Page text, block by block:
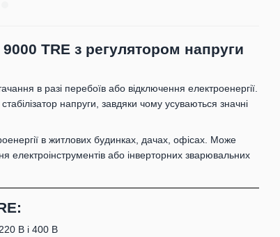
TRE з регулятором напруги
в разі перебоїв або відключення електроенергії.
напруги, завдяки чому усуваються значні
в житлових будинках, дачах, офісах. Може
електроінструментів або інверторних зварювальних
В і 400 В